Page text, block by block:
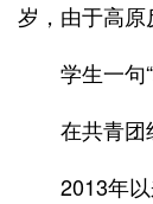
岁，由于高原
学生一句
在共青团
2013年